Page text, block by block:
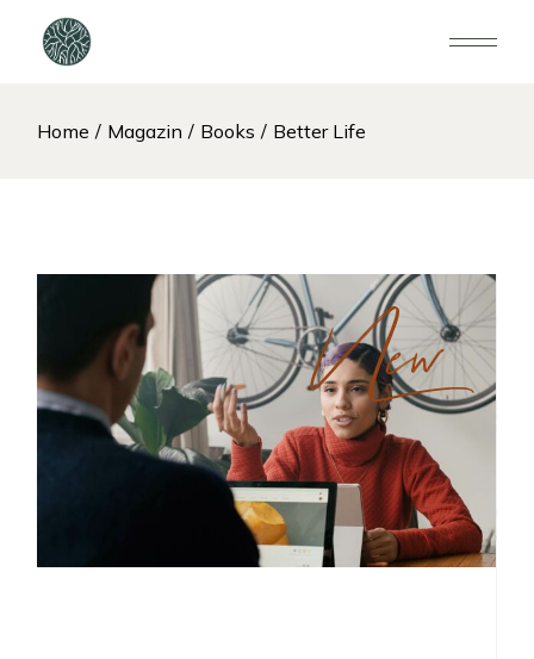
Home Magazin Books Better Life
New